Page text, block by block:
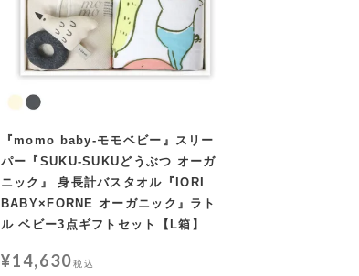
『momo baby-モモベビー』スリー
パー『SUKU-SUKUどうぶつ オーガ
ニック』 身長計バスタオル『IORI
BABY×FORNE オーガニック』ラト
ル ベビー3点ギフトセット【L箱】
¥14,630税込